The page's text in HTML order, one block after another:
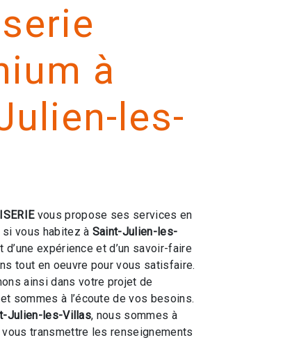
à
les-
vous propose ses services en
si vous habitez à Saint-Julien-les-
d’une expérience et d’un savoir-faire
tout en oeuvre pour vous satisfaire.
ainsi dans votre projet de
et sommes à l’écoute de vos besoins.
Julien-les-Villas, nous sommes à
transmettre les renseignements